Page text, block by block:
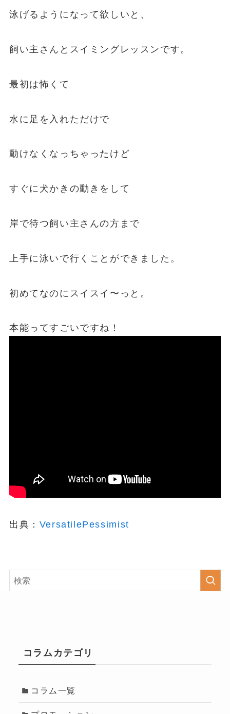
泳げるようになって欲しいと、
飼い主さんとスイミングレッスンです。
最初は怖くて
水に足を入れただけで
動けなくなっちゃったけど
すぐに犬かきの動きをして
岸で待つ飼い主さんの方まで
上手に泳いで行くことができました。
初めてなのにスイスイ〜っと。
本能ってすごいですね！
出典： VersatilePessimist
コラムカテゴリ
コラム一覧